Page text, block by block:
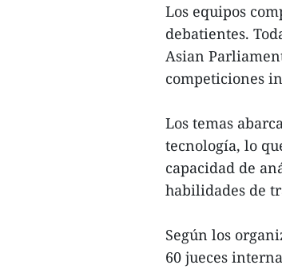
Los equipos
debatientes.
Asian
competiciones
Los temas
tecnología, lo
capacidad de
habilidades de
Según los
60 jueces